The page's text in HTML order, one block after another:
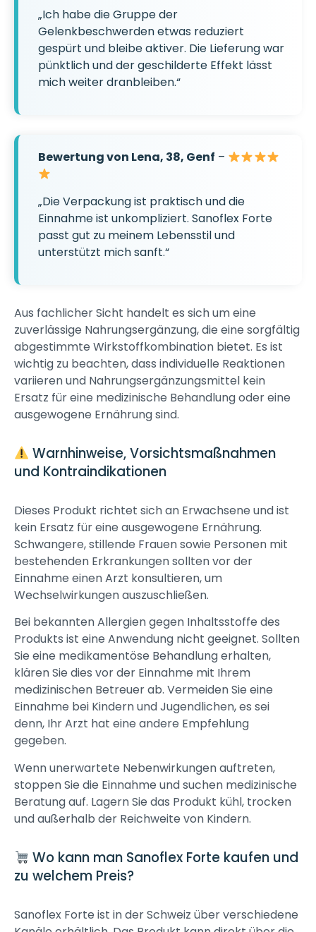
„Ich habe die Gruppe der
Gelenkbeschwerden etwas reduziert
gespürt und bleibe aktiver. Die Lieferung war
pünktlich und der geschilderte Effekt lässt
mich weiter dranbleiben.“
Bewertung von Lena, 38, Genf –
„Die Verpackung ist praktisch und die
Einnahme ist unkompliziert. Sanoflex Forte
passt gut zu meinem Lebensstil und
unterstützt mich sanft.“
Aus fachlicher Sicht handelt es sich um eine
zuverlässige Nahrungsergänzung, die eine sorgfältig
abgestimmte Wirkstoffkombination bietet. Es ist
wichtig zu beachten, dass individuelle Reaktionen
variieren und Nahrungsergänzungsmittel kein
Ersatz für eine medizinische Behandlung oder eine
ausgewogene Ernährung sind.
Warnhinweise, Vorsichtsmaßnahmen
und Kontraindikationen
Dieses Produkt richtet sich an Erwachsene und ist
kein Ersatz für eine ausgewogene Ernährung.
Schwangere, stillende Frauen sowie Personen mit
bestehenden Erkrankungen sollten vor der
Einnahme einen Arzt konsultieren, um
Wechselwirkungen auszuschließen.
Bei bekannten Allergien gegen Inhaltsstoffe des
Produkts ist eine Anwendung nicht geeignet. Sollten
Sie eine medikamentöse Behandlung erhalten,
klären Sie dies vor der Einnahme mit Ihrem
medizinischen Betreuer ab. Vermeiden Sie eine
Einnahme bei Kindern und Jugendlichen, es sei
denn, Ihr Arzt hat eine andere Empfehlung
gegeben.
Wenn unerwartete Nebenwirkungen auftreten,
stoppen Sie die Einnahme und suchen medizinische
Beratung auf. Lagern Sie das Produkt kühl, trocken
und außerhalb der Reichweite von Kindern.
Wo kann man Sanoflex Forte kaufen und
zu welchem Preis?
Sanoflex Forte ist in der Schweiz über verschiedene